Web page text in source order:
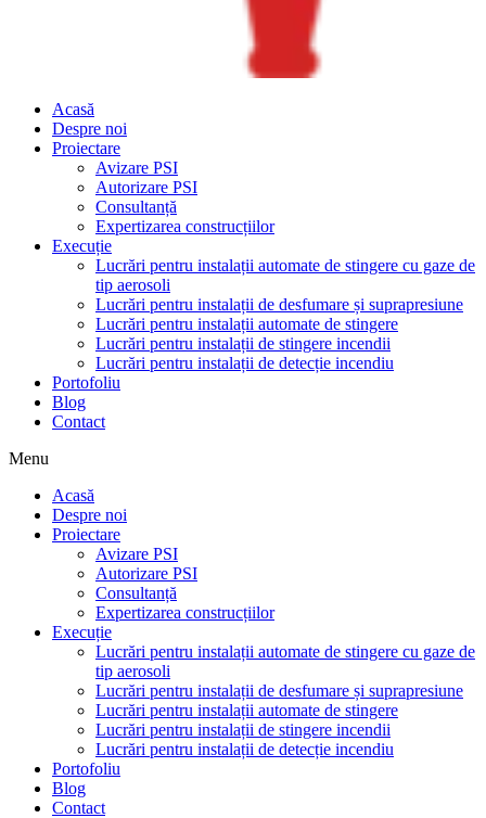
Acasă
Despre noi
Proiectare
Avizare PSI
Autorizare PSI
Consultanță
Expertizarea construcțiilor
Execuție
Lucrări pentru instalații automate de stingere cu gaze de
tip aerosoli
Lucrări pentru instalații de desfumare și suprapresiune
Lucrări pentru instalații automate de stingere
Lucrări pentru instalații de stingere incendii
Lucrări pentru instalații de detecție incendiu
Portofoliu
Blog
Contact
Menu
Acasă
Despre noi
Proiectare
Avizare PSI
Autorizare PSI
Consultanță
Expertizarea construcțiilor
Execuție
Lucrări pentru instalații automate de stingere cu gaze de
tip aerosoli
Lucrări pentru instalații de desfumare și suprapresiune
Lucrări pentru instalații automate de stingere
Lucrări pentru instalații de stingere incendii
Lucrări pentru instalații de detecție incendiu
Portofoliu
Blog
Contact